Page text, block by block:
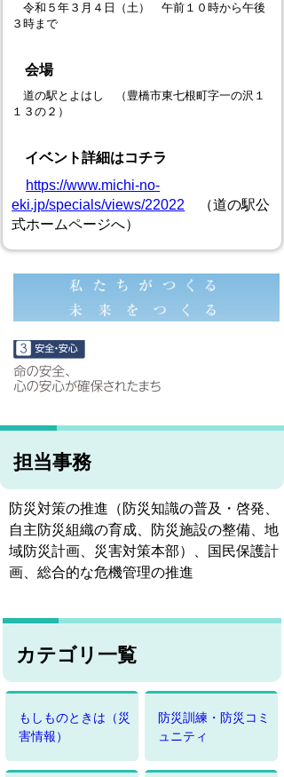
令和５年３月４日（土） 午前１０時から午後
３時まで
会場
道の駅とよはし （豊橋市東七根町字一の沢１
１３の２）
イベント詳細はコチラ
https://www.michi-no-
eki.jp/specials/views/22022 （道の駅公
式ホームページへ）
担当事務
防災対策の推進（防災知識の普及・啓発、
自主防災組織の育成、防災施設の整備、地
域防災計画、災害対策本部）、国民保護計
画、総合的な危機管理の推進
カテゴリ一覧
もしものときは（災
害情報）
防災訓練・防災コミ
ュニティ